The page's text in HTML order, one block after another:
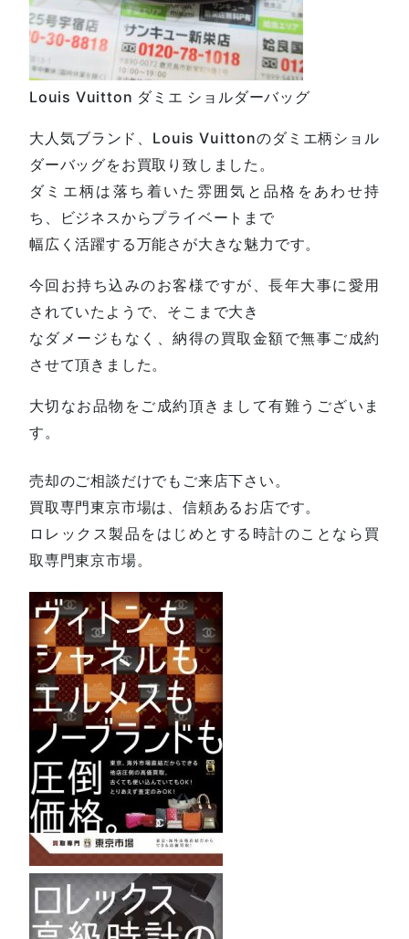
Louis Vuitton ダミエ ショルダーバッグ
大人気ブランド、Louis Vuittonのダミエ柄ショル
ダーバッグをお買取り致しました。
ダミエ柄は落ち着いた雰囲気と品格をあわせ持
ち、ビジネスからプライベートまで
幅広く活躍する万能さが大きな魅力です。
今回お持ち込みのお客様ですが、長年大事に愛用
されていたようで、そこまで大き
なダメージもなく、納得の買取金額で無事ご成約
させて頂きました。
大切なお品物をご成約頂きまして有難うございま
す。
売却のご相談だけでもご来店下さい。
買取専門東京市場は、信頼あるお店です。
ロレックス製品をはじめとする時計のことなら買
取専門東京市場。